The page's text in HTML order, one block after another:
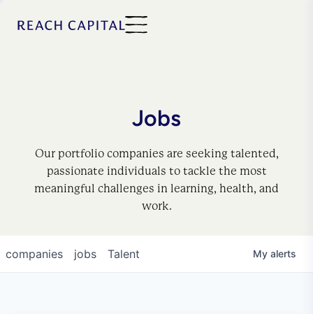
Jobs
Our portfolio companies are seeking talented,
passionate individuals to tackle the most
meaningful challenges in learning, health, and
work.
jobs
companies Talent My alerts